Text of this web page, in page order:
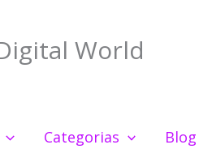
World
Categorias Blog